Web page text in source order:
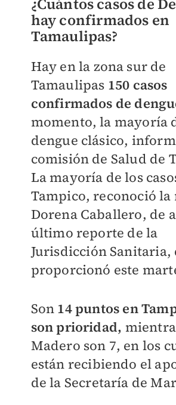
hay confirmados en
Tamaulipas?
Hay en la zona sur de
Tamaulipas 150 casos
confirmados de
momento, la mayoría
dengue clásico,
comisión de Salud de
La mayoría de los
Tampico, reconoció
Dorena Caballero, de
último reporte de la
Jurisdicción Sanitaria,
proporcionó este
Son 14 puntos en
son prioridad,
Madero son 7, en los
están recibiendo el
de la Secretaría de